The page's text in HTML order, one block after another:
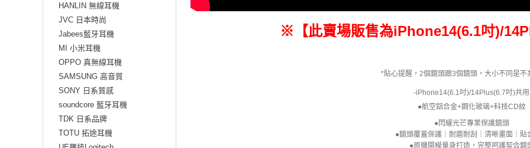
HANLIN 無線耳機
JVC 日本時尚
Jabees藍牙耳機
MI 小米耳機
OPPO 真無線耳機
SAMSUNG 高音質
SONY 日系質感
soundcore 藍牙耳機
TDK 日系品牌
TOTU 拓途耳機
※【此賣場販售為iPhone14(6.1吋)/
*貼心提醒，2個鏡頭跟3個鏡頭，大小不同是不
-iPhone14(6.1吋)/14Plus(6.7吋)共用
●航空鋁合金+鋼化玻璃+科技CD紋
●閃耀光芒專業保護鏡頭
●鏡頭覆蓋保護｜耐磨耐刮｜清晰畫面｜貼
●原機開模量身打造，完整呵護契合鏡